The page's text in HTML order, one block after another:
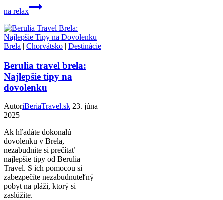
na relax
Brela | Chorvátsko | Destinácie
Berulia travel brela:
Najlepšie tipy na
dovolenku
AutoriBeriaTravel.sk 23. júna
2025
Ak hľadáte dokonalú
dovolenku v Brela,
nezabudnite si prečítať
najlepšie tipy od Berulia
Travel. S ich pomocou si
zabezpečíte nezabudnuteľný
pobyt na pláži, ktorý si
zaslúžite.